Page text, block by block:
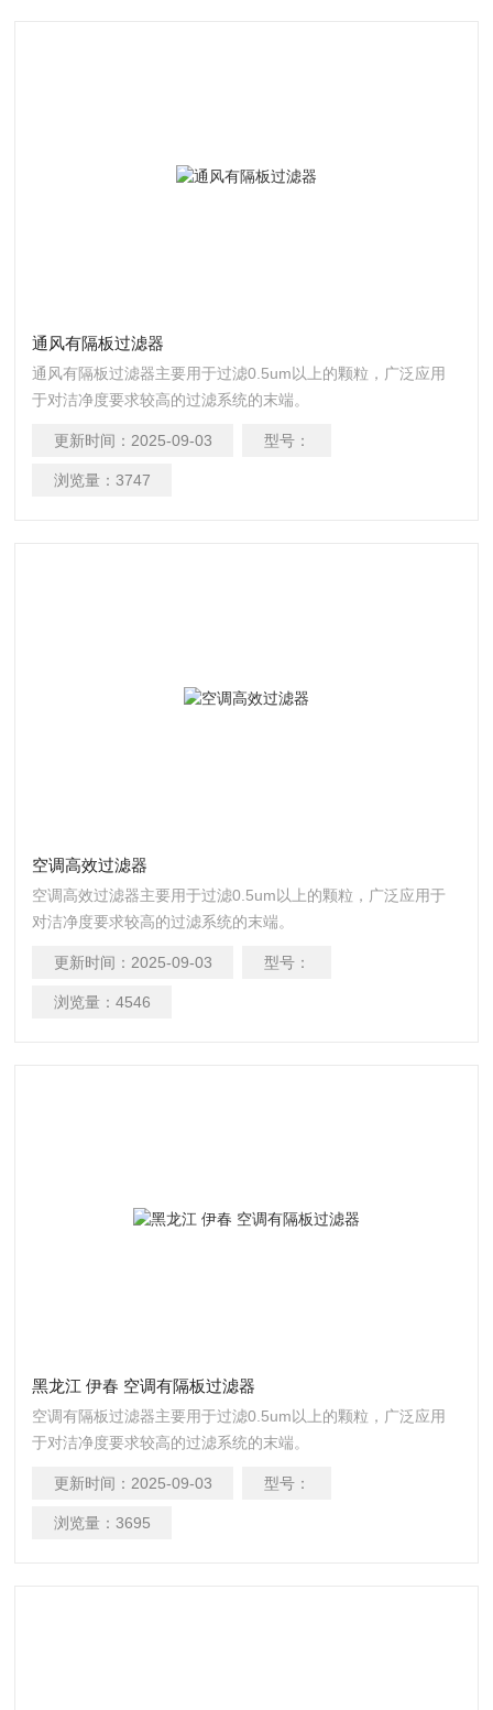
通风有隔板过滤器
通风有隔板过滤器主要用于过滤0.5um以上的颗粒，广泛应用
于对洁净度要求较高的过滤系统的末端。
更新时间： 2025-09-03 型号：
浏览量： 3747
空调高效过滤器
空调高效过滤器主要用于过滤0.5um以上的颗粒，广泛应用于
对洁净度要求较高的过滤系统的末端。
更新时间： 2025-09-03 型号：
浏览量： 4546
黑龙江 伊春 空调有隔板过滤器
空调有隔板过滤器主要用于过滤0.5um以上的颗粒，广泛应用
于对洁净度要求较高的过滤系统的末端。
更新时间： 2025-09-03 型号：
浏览量： 3695